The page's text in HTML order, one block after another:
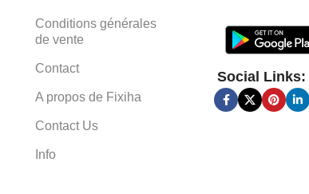
Conditions générales
de vente
Contact
A propos de Fixiha
Contact Us
Info
Social Links: